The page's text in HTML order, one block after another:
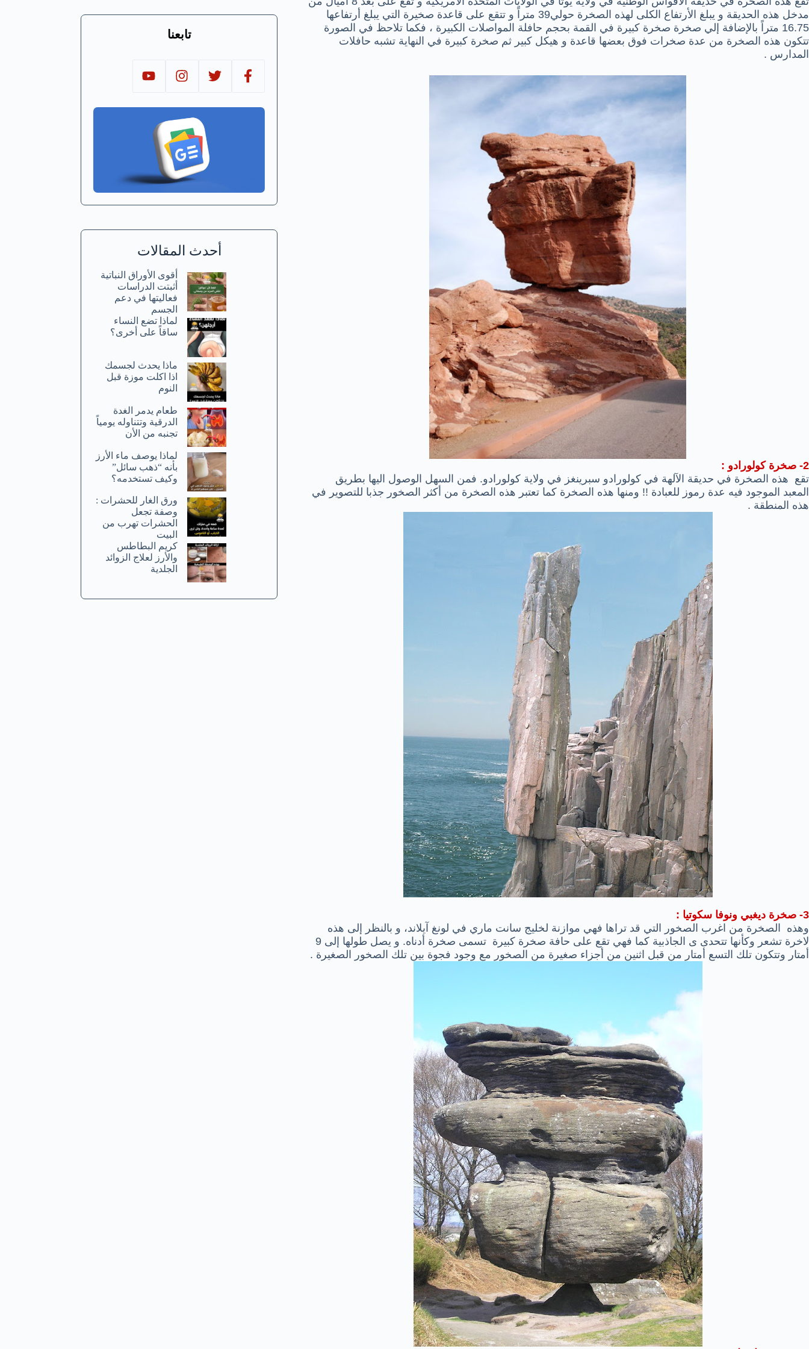
مدخل هذه الحديقة و يبلغ الأرتفاع الكلى لهذه الصخرة حولي39 متراً و تتقع على قاعدة صخيرة التي يبلغ أرتفاعها
16.75 متراً بالإضافة إلي صخرة صخرة كبيرة في القمة بحجم حافلة المواصلات الكبيرة ، فكما تلاحظ في الصورة
تتكون هذه الصخرة من عدة صخرات فوق بعضها قاعدة و هيكل كبير ثم صخرة كبيرة في النهاية تشبه حافلات
المدارس .
2- صخرة
كولورادو :
تقع هذه الصخرة في حديقة الآلهة في كولورادو سبرينغز في ولاية كولورادو. فمن السهل الوصول اليها بطريق
المعبد الموجود فيه عدة رموز للعبادة !! ومنها هذه الصخرة كما تعتبر هذه الصخرة من أكثر الصخور جذبا للتصوير في
هذه المنطقة .
3- صخرة ديغبي ونوفا سكوتيا :
وهذه الصخرة من اغرب الصخور التي قد تراها فهي موازنة لخليج سانت ماري في لونغ آيلاند، و بالنظر إلى هذه
لاخرة تشعر وكأنها تتحدى ى الجاذبية كما فهي تقع على حافة صخرة كبيرة تسمى صخرة أدناه. و يصل طولها إلى
أمتار وتتكون تلك التسع أمتار من قبل اثنين من أجزاء صغيرة من الصخور مع وجود فجوة بين تلك الصخور الصغيرة .
تابعنا
أحدث المقالات
أقوى الأوراق النباتية
أثبتت الدراسات
فعاليتها في دعم
الجسم
لماذا تضع النساء
ساقاً على أخرى؟
ماذا يحدث لجسمك
اذا اكلت موزة قبل
النوم
طعام يدمر الغدة
الدرقية وتتناوله يومياً
تجنبه من الأن
لماذا يوصف ماء الأرز
بأنه “ذهب سائل”
وكيف تستخدمه؟
ورق الغار للحشرات :
وصفة تجعل
الحشرات تهرب من
البيت
كريم البطاطس
والأرز لعلاج الزوائد
الجلدية